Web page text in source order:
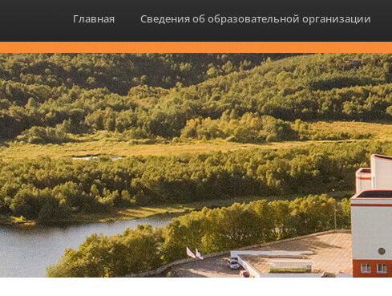
Главная Сведения об образовательной организации